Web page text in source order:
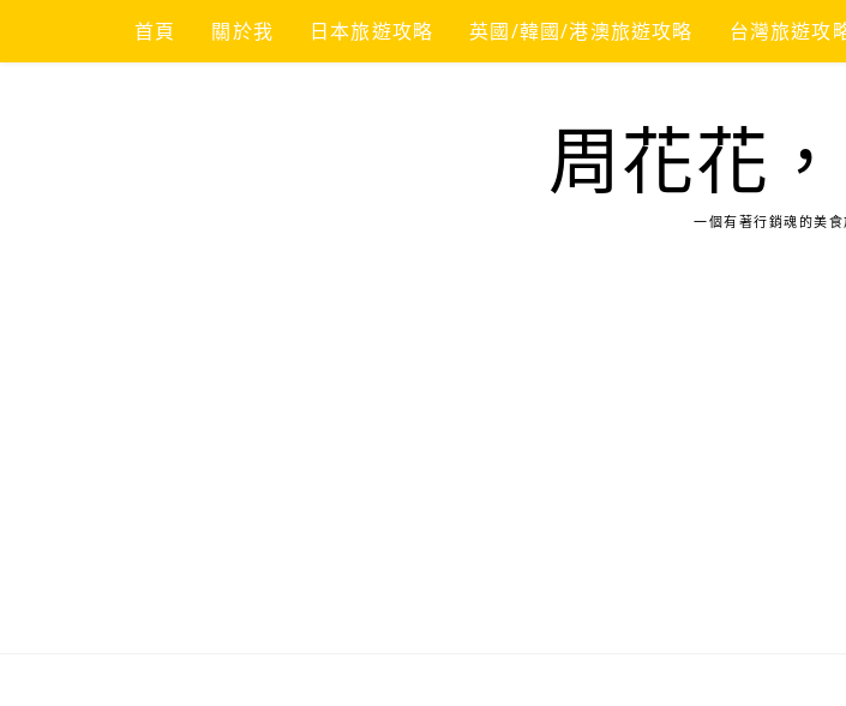
content
首頁 關於我 日本旅遊攻略 英國/韓國/港澳旅遊攻略 台灣旅遊攻
周花花
一個有著行銷魂的美